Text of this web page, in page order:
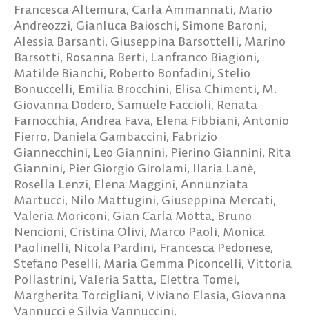
Francesca Altemura, Carla Ammannati, Mario
Andreozzi, Gianluca Baioschi, Simone Baroni,
Alessia Barsanti, Giuseppina Barsottelli, Marino
Barsotti, Rosanna Berti, Lanfranco Biagioni,
Matilde Bianchi, Roberto Bonfadini, Stelio
Bonuccelli, Emilia Brocchini, Elisa Chimenti, M.
Giovanna Dodero, Samuele Faccioli, Renata
Farnocchia, Andrea Fava, Elena Fibbiani, Antonio
Fierro, Daniela Gambaccini, Fabrizio
Giannecchini, Leo Giannini, Pierino Giannini, Rita
Giannini, Pier Giorgio Girolami, Ilaria Lanè,
Rosella Lenzi, Elena Maggini, Annunziata
Martucci, Nilo Mattugini, Giuseppina Mercati,
Valeria Moriconi, Gian Carla Motta, Bruno
Nencioni, Cristina Olivi, Marco Paoli, Monica
Paolinelli, Nicola Pardini, Francesca Pedonese,
Stefano Peselli, Maria Gemma Piconcelli, Vittoria
Pollastrini, Valeria Satta, Elettra Tomei,
Margherita Torcigliani, Viviano Elasia, Giovanna
Vannucci e Silvia Vannuccini.